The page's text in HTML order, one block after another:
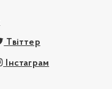
Твіттер
Інстаграм